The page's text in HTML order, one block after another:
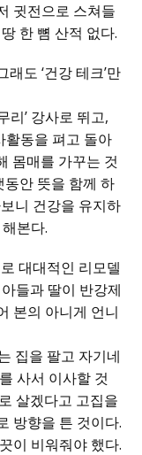
귓전으로 스쳐들
한 뼘 산적 없다.
도 ‘건강 테크’만
리’ 강사로 뛰고,
활동을 펴고 돌아
몸매를 가꾸는 것
동안 뜻을 함께 하
니 건강을 유지하
본다.
대대적인 리모델
들과 딸이 반강제
본의 아니게 언니
집을 팔고 자기네
사서 이사할 것
살겠다고 고집을
방향을 튼 것이다.
이 비워줘야 했다.